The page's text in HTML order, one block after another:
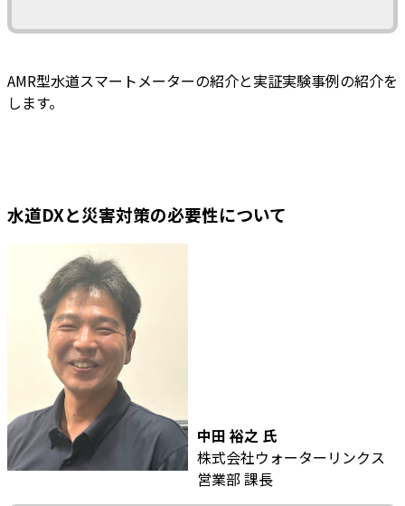
AMR型水道スマートメーターの紹介と実証実験事例の紹介を
します。
水道DXと災害対策の必要性について
中田 裕之 氏
株式会社ウォーターリンクス
営業部 課長